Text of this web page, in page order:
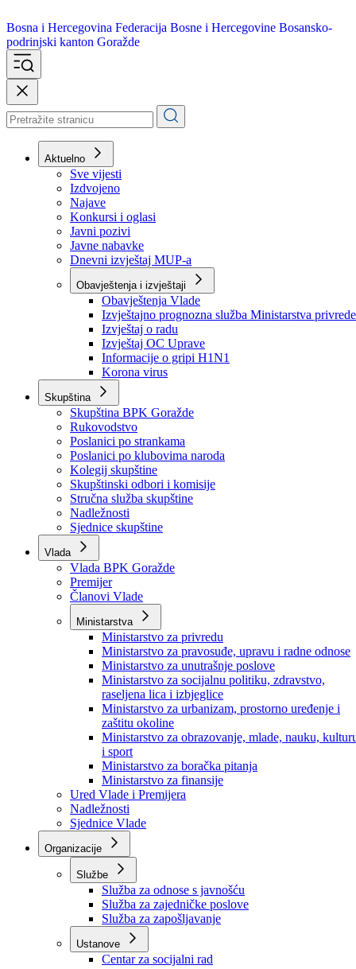
Bosna i Hercegovina
podrinjski kanton Goražde
Aktuelno
Sve vijesti
Izdvojeno
Najave
Konkursi i oglasi
Javni pozivi
Javne nabavke
Dnevni izvještaj MUP-a
Obavještenja i izvještaji
Obavještenja Vlade
Izvještajno prognozna služba Ministarstva privrede
Izvještaj o radu
Izvještaj OC Uprave
Informacije o gripi H1N1
Korona virus
Skupština
Skupština BPK Goražde
Rukovodstvo
Poslanici po strankama
Poslanici po klubovima naroda
Kolegij skupštine
Skupštinski odbori i komisije
Stručna služba skupštine
Nadležnosti
Sjednice skupštine
Vlada
Vlada BPK Goražde
Premijer
Članovi Vlade
Ministarstva
Ministarstvo za privredu
Ministarstvo za pravosuđe, upravu i radne odnose
Ministarstvo za unutrašnje poslove
Ministarstvo za socijalnu politiku, zdravstvo,
raseljena lica i izbjeglice
Ministarstvo za urbanizam, prostorno uređenje i
zaštitu okoline
Ministarstvo za obrazovanje, mlade, nauku,
i sport
Ministarstvo za boračka pitanja
Ministarstvo za finansije
Ured Vlade i Premijera
Nadležnosti
Sjednice Vlade
Organizacije
Službe
Služba za odnose s javnošću
Služba za zajedničke poslove
Služba za zapošljavanje